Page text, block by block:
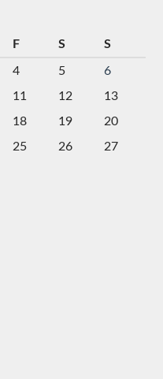
F S S
4 5
6
11 12
13
18 19
20
25 26
27